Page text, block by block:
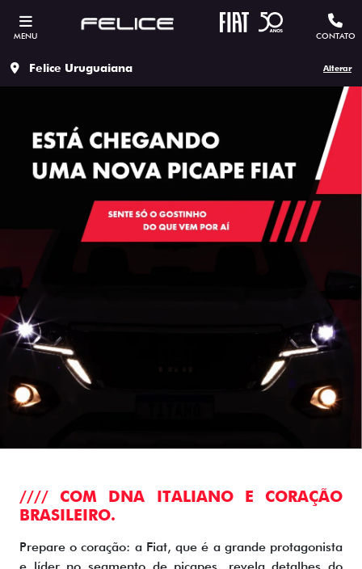
MENU CONTATO
Felice Uruguaiana Alterar
//// COM DNA ITALIANO E CORAÇÃO
BRASILEIRO.
Prepare o coração: a Fiat, que é a grande protagonista
e líder no segmento de picapes, revela detalhes do